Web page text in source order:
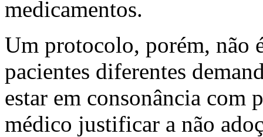
medicamentos.
Um protocolo, porém, não
pacientes diferentes
estar em consonância com
médico justificar a não